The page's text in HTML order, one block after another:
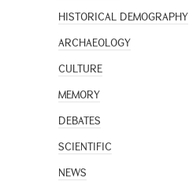
HISTORICAL DEMOGRAPHY
ARCHAEOLOGY
CULTURE
MEMORY
DEBATES
SCIENTIFIC
NEWS